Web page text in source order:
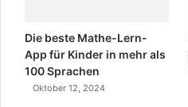
Die beste Mathe-Lern-
App für Kinder in mehr als
100 Sprachen
Oktober 12, 2024